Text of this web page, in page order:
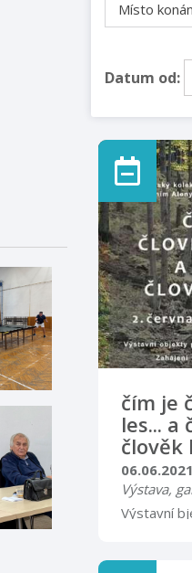
Datum od:
čím je
les... a
člověk
Výstava,
Výstavní